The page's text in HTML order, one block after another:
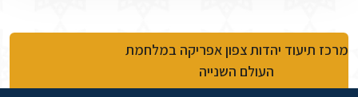
מרכז תיעוד יהדות צפון אפריקה במלחמת
העולם השנייה